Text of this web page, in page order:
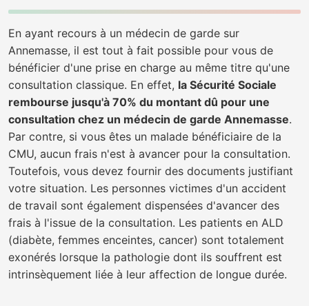
En ayant recours à un médecin de garde sur
Annemasse, il est tout à fait possible pour vous de
bénéficier d'une prise en charge au même titre qu'une
consultation classique. En effet, la Sécurité Sociale
rembourse jusqu'à 70% du montant dû pour une
consultation chez un médecin de garde Annemasse.
Par contre, si vous êtes un malade bénéficiaire de la
CMU, aucun frais n'est à avancer pour la consultation.
Toutefois, vous devez fournir des documents justifiant
votre situation. Les personnes victimes d'un accident
de travail sont également dispensées d'avancer des
frais à l'issue de la consultation. Les patients en ALD
(diabète, femmes enceintes, cancer) sont totalement
exonérés lorsque la pathologie dont ils souffrent est
intrinsèquement liée à leur affection de longue durée.